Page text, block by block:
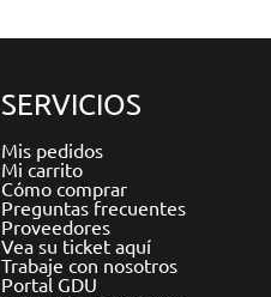
SERVICIOS
Mis pedidos
Mi carrito
Cómo comprar
Preguntas frecuentes
Proveedores
Vea su ticket aquí
Trabaje con nosotros
Portal GDU